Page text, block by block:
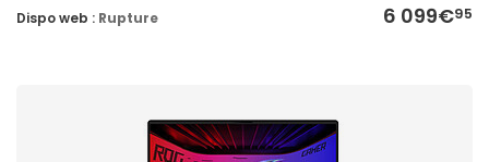
6 099€95
Dispo web : Rupture